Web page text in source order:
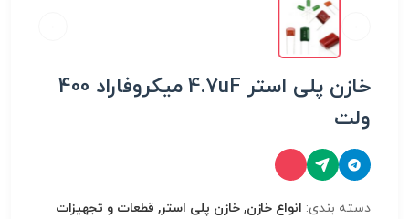
خازن پلی استر 4.7uF میکروفاراد 400
ولت
دسته بندی: انواع خازن, خازن پلی استر, قطعات و تجهیزات